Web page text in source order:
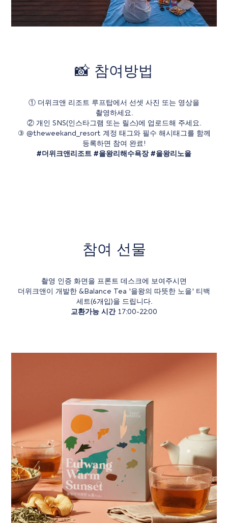
‍📸 참여방법
① 더위크앤 리조트 루프탑에서 선셋 사진 또는 영상을
촬영하세요.
② 개인 SNS(인스타그램 또는 릴스)에 업로드해 주세요.
③ @theweekand_resort 계정 태그와 필수 해시태그를 함께
등록하면 참여 완료!
#더위크앤리조트 #을왕리해수욕장 #을왕리노을
참여 선물
촬영 인증 화면을 프론트 데스크에 보여주시면
더위크앤이 개발한 &Balance Tea '을왕의 따뜻한 노을' 티백
세트(6개입)을 드립니다.
교환가능 시간17:00-22:00